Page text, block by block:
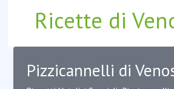
Ricette di
Pizzicannelli di